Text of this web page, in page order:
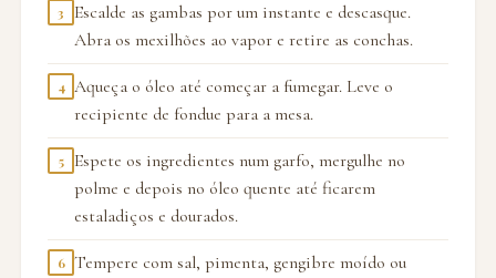
3
Escalde as gambas por um instante e descasque.
Abra os mexilhões ao vapor e retire as conchas.
4 Aqueça o óleo até começar a fumegar. Leve o
recipiente de fondue para a mesa.
5
Espete os ingredientes num garfo, mergulhe no
polme e depois no óleo quente até ficarem
estaladiços e dourados.
6 Tempere com sal, pimenta, gengibre moído ou